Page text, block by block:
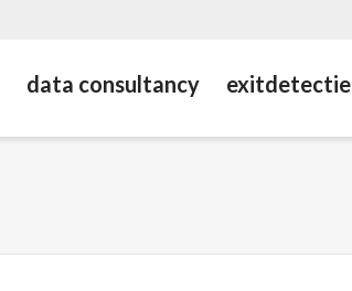
data consultancy exitdetectie